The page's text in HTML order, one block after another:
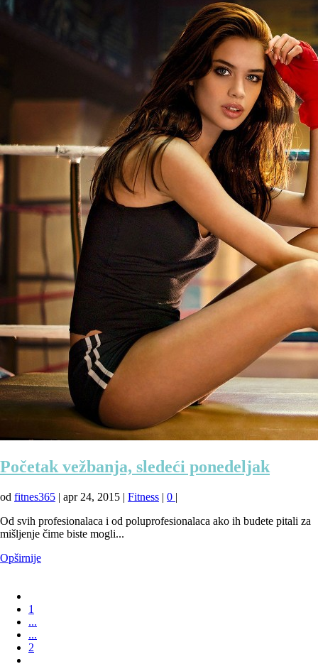
Početak vežbanja, sledeći ponedeljak
od fitnes365 | apr 24, 2015 | Fitness | 0 |
Od svih profesionalaca i od poluprofesionalaca ako ih budete pitali za
mišljenje čime biste mogli...
Opširnije
1
...
...
2